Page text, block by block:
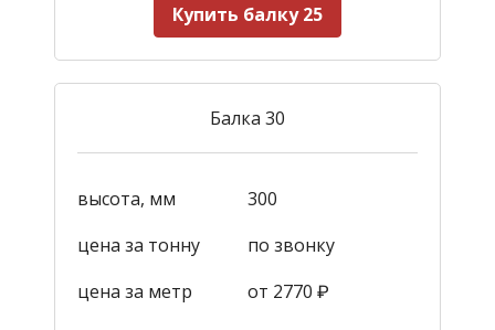
Купить балку 25
Балка 30
высота, мм
300
цена за тонну
по звонку
цена за метр
от 2770 ₽